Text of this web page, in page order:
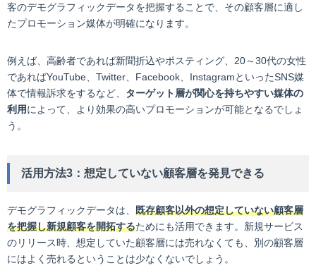
客のデモグラフィックデータを把握することで、その顧客層に適し
たプロモーション媒体が明確になります。
例えば、高齢者であれば新聞折込やポスティング、20～30代の女性
であればYouTube、Twitter、Facebook、InstagramといったSNS媒
体で情報訴求をするなど、 ターゲット層が関心を持ちやすい媒体の
利用によって、より効果の高いプロモーションが可能となるでしょ
う。
活用方法3：想定していない顧客層を発見できる
デモグラフィックデータは、 既存顧客以外の想定していない顧客層
を把握し新規顧客を開拓するためにも活用できます。新規サービス
のリリース時、想定していた顧客層には売れなくても、別の顧客層
にはよく売れるということは少なくないでしょう。